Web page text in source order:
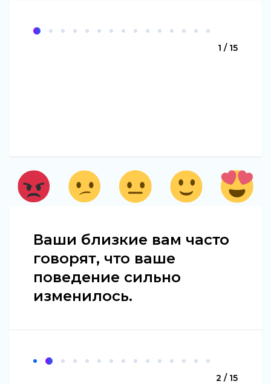
1 / 15
Ваши близкие вам часто
говорят, что ваше
поведение сильно
изменилось.
2 / 15